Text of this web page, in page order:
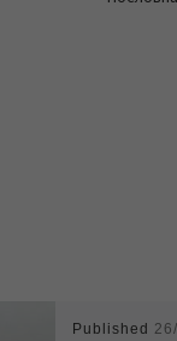
Published